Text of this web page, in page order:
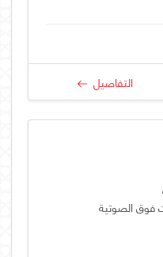
التفاصيل
فوق الصوتية